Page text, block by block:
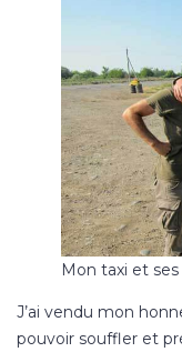
Mon taxi et
J’ai vendu mon
pouvoir souffler et